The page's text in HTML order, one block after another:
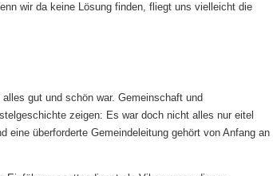
wir da keine Lösung finden, fliegt uns vielleicht die
gut und schön war. Gemeinschaft und
zeigen: Es war doch nicht alles nur eitel
eine überforderte Gemeindeleitung gehört von Anfang an